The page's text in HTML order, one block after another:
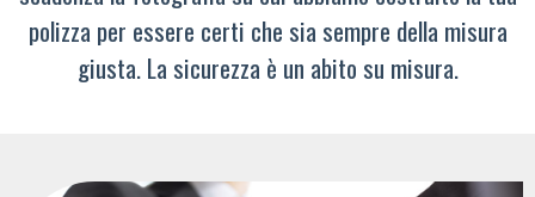
polizza per essere certi che sia sempre della misura
giusta. La sicurezza è un abito su misura.